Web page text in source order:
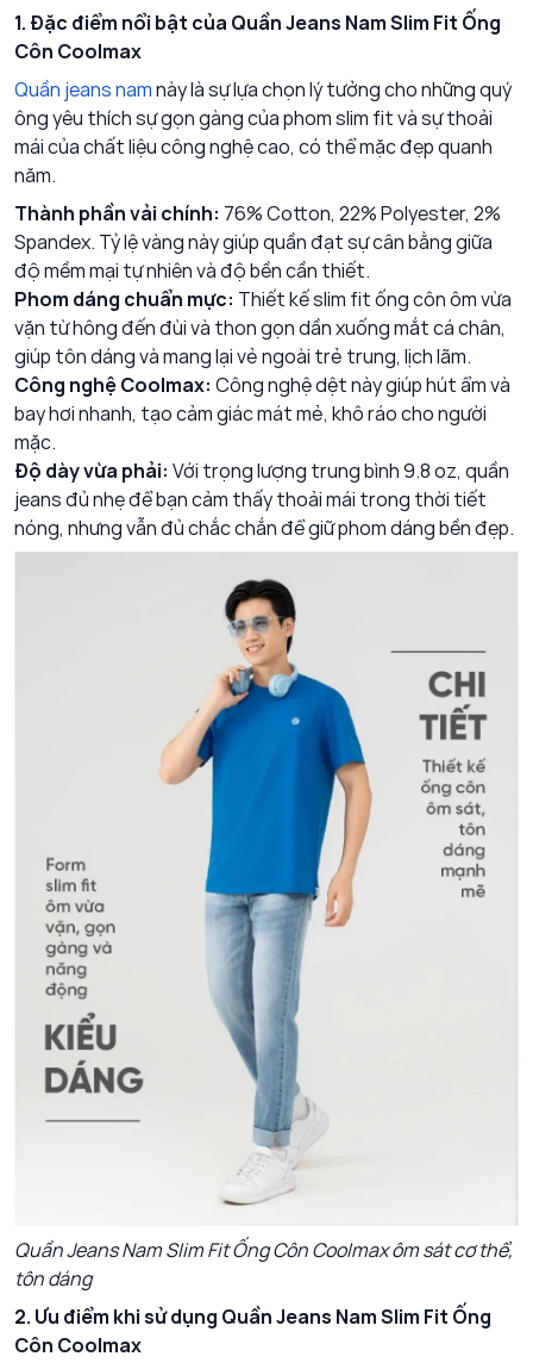
1. Đặc điểm nổi bật của Quần Jeans Nam Slim Fit Ống
Côn Coolmax
Quần jeans namnày là sự lựa chọn lý tưởng cho những quý
ông yêu thích sự gọn gàng của phom slim fit và sự thoải
mái của chất liệu công nghệ cao, có thể mặc đẹp quanh
năm.
Thành phần vải chính: 76% Cotton, 22% Polyester, 2%
Spandex. Tỷ lệ vàng này giúp quần đạt sự cân bằng giữa
độ mềm mại tự nhiên và độ bền cần thiết.
Phom dáng chuẩn mực: Thiết kế slim fit ống côn ôm vừa
vặn từ hông đến đùi và thon gọn dần xuống mắt cá chân,
giúp tôn dáng và mang lại vẻ ngoài trẻ trung, lịch lãm.
Công nghệ Coolmax: Công nghệ dệt này giúp hút ẩm và
bay hơi nhanh, tạo cảm giác mát mẻ, khô ráo cho người
mặc.
Độ dày vừa phải: Với trọng lượng trung bình 9.8 oz, quần
jeans đủ nhẹ để bạn cảm thấy thoải mái trong thời tiết
nóng, nhưng vẫn đủ chắc chắn để giữ phom dáng bền đẹp.
Quần Jeans Nam Slim Fit Ống Côn Coolmax ôm sát cơ thể,
tôn dáng
2. Ưu điểm khi sử dụng Quần Jeans Nam Slim Fit Ống
Côn Coolmax